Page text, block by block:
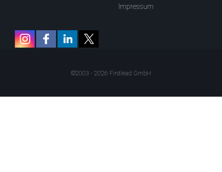
Impressum
©2003 - 2026 Firstlead GmbH